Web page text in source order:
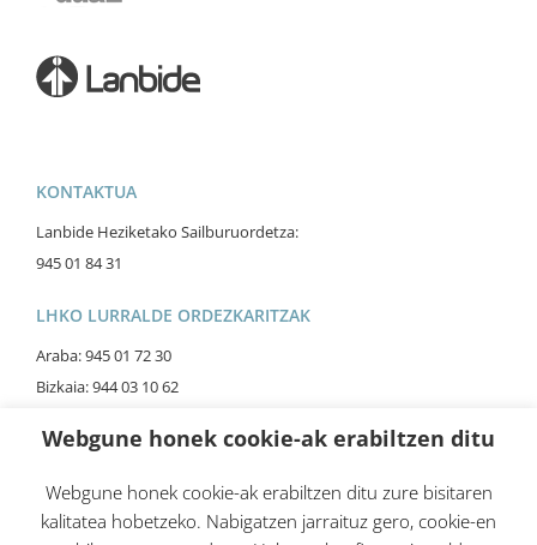
KONTAKTUA
Lanbide Heziketako Sailburuordetza:
945 01 84 31
LHKO LURRALDE ORDEZKARITZAK
Araba: 945 01 72 30
Bizkaia: 944 03 10 62
Webgune honek cookie-ak erabiltzen ditu
Webgune honek cookie-ak erabiltzen ditu zure bisitaren
kalitatea hobetzeko. Nabigatzen jarraituz gero, cookie-en